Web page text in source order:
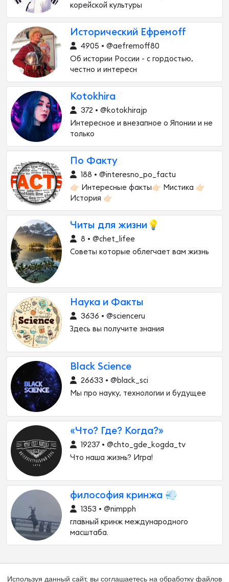
корейской культуры
Исторический Ефремоff
4905 • @aefremoff80
Об истории России - с гордостью,
честно и интересн
Kotokhira
372 • @kotokhirajp
Интересное и внезапное о Японии и не
только
По Факту
188 • @interesno_po_factu
👉🏻 Интересные факты👉🏻 Мистика 👉🏻
История 👉🏻
Читы для жизни💡
8 • @chet_lifee
Советы которые облегчает вам жизнь
Наука и Факты
3636 • @scienceru
Здесь вы получите знания
Black Science
26633 • @black_sci
Мы про науку, технологии и будущее
«Что? Где? Когда?»
19237 • @chto_gde_kogda_tv
Что наша жизнь? Игра!
философия кринжа 💨
1353 • @nimpph
главный кринж международного
масштаба.
Используя данный сайт, вы соглашаетесь на обработку файлов